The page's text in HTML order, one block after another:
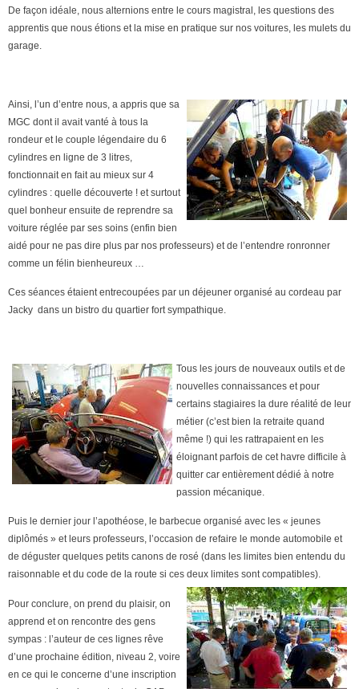
De façon idéale, nous alternions entre le cours magistral, les questions des
apprentis que nous étions et la mise en pratique sur nos voitures, les mulets du
garage.
Ainsi, l’un d’entre nous, a appris que sa
MGC dont il avait vanté à tous la
rondeur et le couple légendaire du 6
cylindres en ligne de 3 litres,
fonctionnait en fait au mieux sur 4
cylindres : quelle découverte ! et surtout
quel bonheur ensuite de reprendre sa
voiture réglée par ses soins (enfin bien
aidé pour ne pas dire plus par nos professeurs) et de l’entendre ronronner
comme un félin bienheureux …
Ces séances étaient entrecoupées par un déjeuner organisé au cordeau par
Jacky dans un bistro du quartier fort sympathique.
Tous les jours de nouveaux outils et de
nouvelles connaissances et pour
certains stagiaires la dure réalité de leur
métier (c’est bien la retraite quand
même !) qui les rattrapaient en les
éloignant parfois de cet havre difficile à
quitter car entièrement dédié à notre
passion mécanique.
Puis le dernier jour l’apothéose, le barbecue organisé avec les « jeunes
diplômés » et leurs professeurs, l’occasion de refaire le monde automobile et
de déguster quelques petits canons de rosé (dans les limites bien entendu du
raisonnable et du code de la route si ces deux limites sont compatibles).
Pour conclure, on prend du plaisir, on
apprend et on rencontre des gens
sympas : l’auteur de ces lignes rêve
d’une prochaine édition, niveau 2, voire
en ce qui le concerne d’une inscription